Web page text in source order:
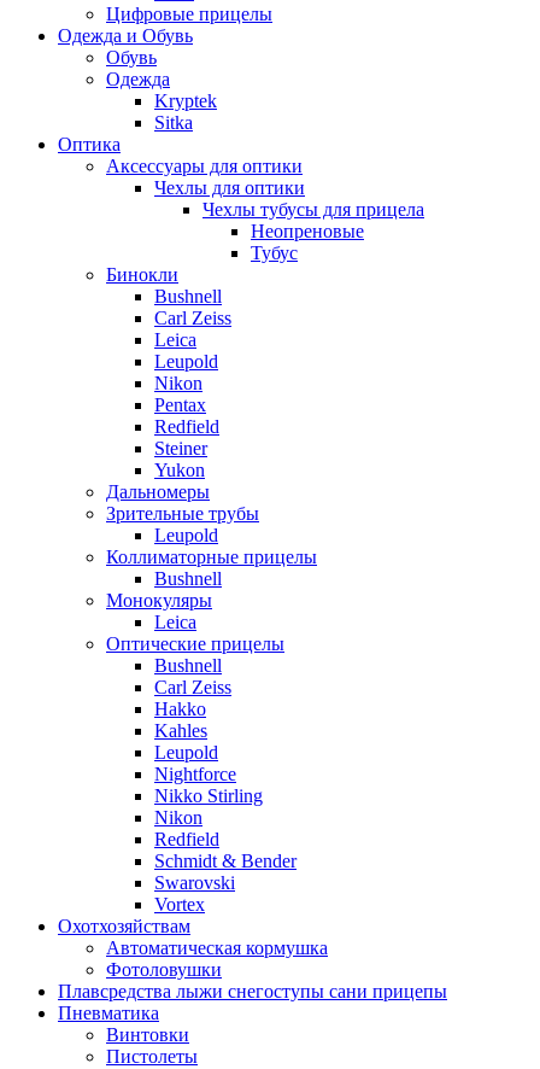
Цифровые прицелы
Одежда и Обувь
Обувь
Одежда
Kryptek
Sitka
Оптика
Аксессуары для оптики
Чехлы для оптики
Чехлы тубусы для прицела
Неопреновые
Тубус
Бинокли
Bushnell
Carl Zeiss
Leica
Leupold
Nikon
Pentax
Redfield
Steiner
Yukon
Дальномеры
Зрительные трубы
Leupold
Коллиматорные прицелы
Bushnell
Монокуляры
Leica
Оптические прицелы
Bushnell
Carl Zeiss
Hakko
Kahles
Leupold
Nightforce
Nikko Stirling
Nikon
Redfield
Schmidt & Bender
Swarovski
Vortex
Охотхозяйствам
Автоматическая кормушка
Фотоловушки
Плавсредства лыжи снегоступы сани прицепы
Пневматика
Винтовки
Пистолеты